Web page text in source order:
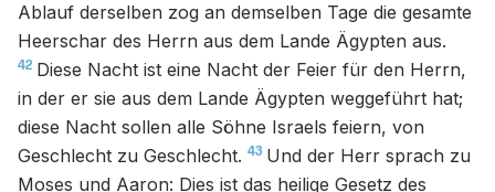
Ablauf derselben zog an demselben Tage die gesamte
Heerschar des Herrn aus dem Lande Ägypten aus.
42 Diese Nacht ist eine Nacht der Feier für den Herrn,
in der er sie aus dem Lande Ägypten weggeführt hat;
diese Nacht sollen alle Söhne Israels feiern, von
Geschlecht zu Geschlecht. 43 Und der Herr sprach zu
Moses und Aaron: Dies ist das heilige Gesetz des